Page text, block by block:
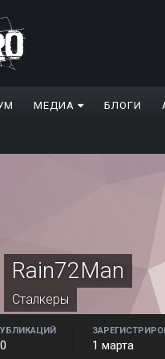
МЕДИА БЛОГИ
Rain72Man
Сталкеры
1 марта